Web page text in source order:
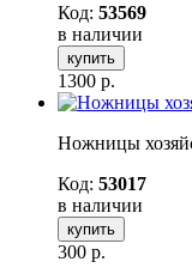
Код: 53569
в наличии
купить
1300 р.
Ножницы
Код: 53017
в наличии
купить
300 р.